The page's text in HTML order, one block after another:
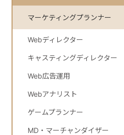
マーケティングプランナー
Webディレクター
キャスティングディレクター
Web広告運用
Webアナリスト
ゲームプランナー
MD・マーチャンダイザー